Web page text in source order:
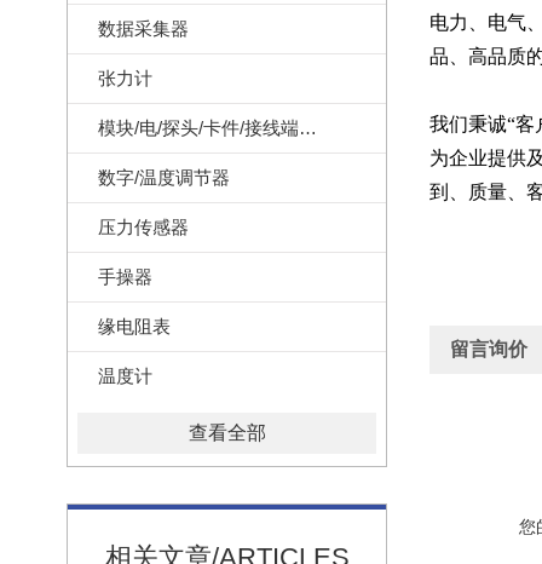
数据采集器
张力计
模块/电/探头/卡件/接线端子/记录纸
数字/温度调节器
压力传感器
手操器
缘电阻表
温度计
查看全部
相关文章/ARTICLES
电力、电气
品、高品质
我们秉诚“
为企业提供
到、质量、
留言询价
您